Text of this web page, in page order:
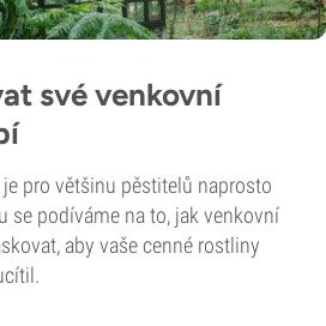
své venkovní
pro většinu pěstitelů naprosto
se podíváme na to, jak venkovní
aby vaše cenné rostliny